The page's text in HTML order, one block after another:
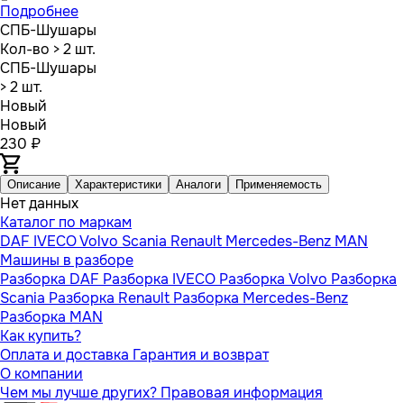
Подробнее
СПБ-Шушары
Кол-во > 2 шт.
СПБ-Шушары
> 2 шт.
Новый
Новый
230 ₽
Описание Характеристики Аналоги Применяемость
Нет данных
Каталог по маркам
DAF IVECOVolvo Scania Renault Mercedes-Benz MAN
Машины в разборе
Разборка DAF Разборка IVECO Разборка Volvo Разборка
Scania Разборка Renault Разборка Mercedes-Benz
Разборка MAN
Как купить?
Оплата и доставка Гарантия и возврат
О компании
Чем мы лучше других? Правовая информация